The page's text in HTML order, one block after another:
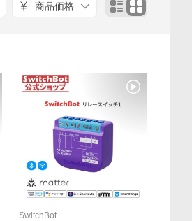
商品価格
SwitchBot